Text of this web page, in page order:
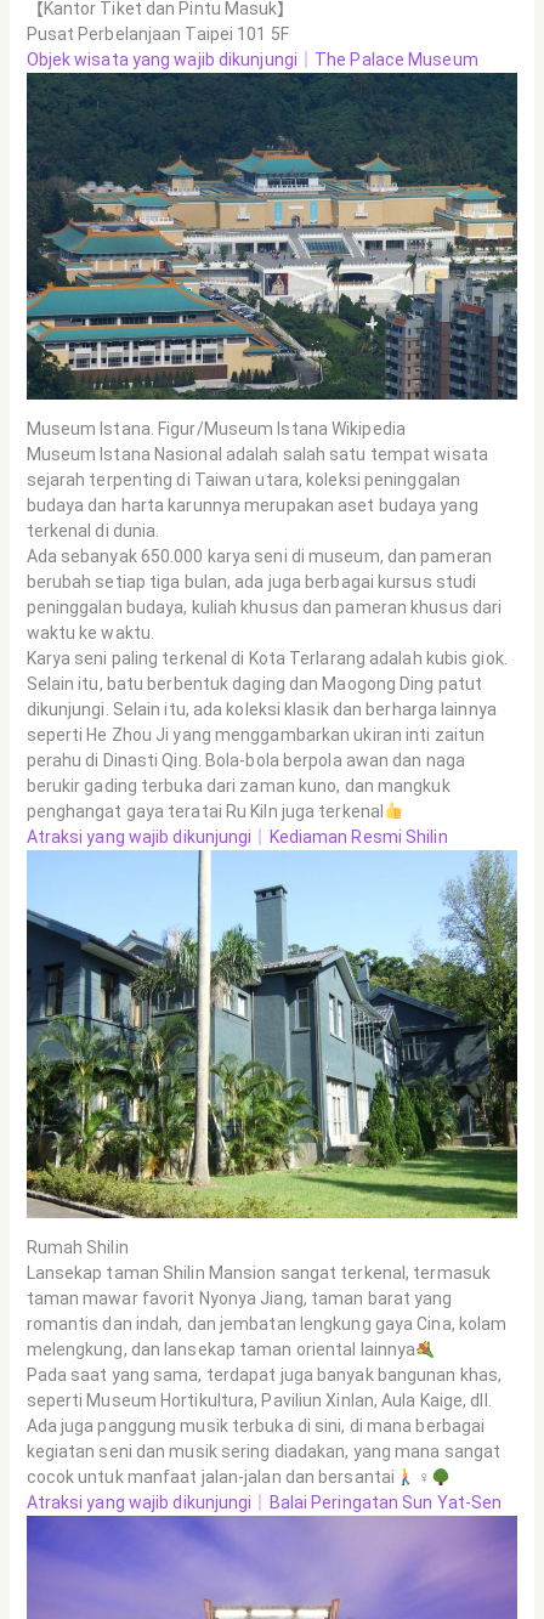
【Kantor Tiket dan Pintu Masuk】
Pusat Perbelanjaan Taipei 101 5F
Objek wisata yang wajib dikunjungi｜The Palace Museum
Museum Istana. Figur/Museum Istana Wikipedia
Museum Istana Nasional adalah salah satu tempat wisata
sejarah terpenting di Taiwan utara, koleksi peninggalan
budaya dan harta karunnya merupakan aset budaya yang
terkenal di dunia.
Ada sebanyak 650.000 karya seni di museum, dan pameran
berubah setiap tiga bulan, ada juga berbagai kursus studi
peninggalan budaya, kuliah khusus dan pameran khusus dari
waktu ke waktu.
Karya seni paling terkenal di Kota Terlarang adalah kubis giok.
Selain itu, batu berbentuk daging dan Maogong Ding patut
dikunjungi. Selain itu, ada koleksi klasik dan berharga lainnya
seperti He Zhou Ji yang menggambarkan ukiran inti zaitun
perahu di Dinasti Qing. Bola-bola berpola awan dan naga
berukir gading terbuka dari zaman kuno, dan mangkuk
penghangat gaya teratai Ru Kiln juga terkenal
Atraksi yang wajib dikunjungi｜Kediaman Resmi Shilin
Rumah Shilin
Lansekap taman Shilin Mansion sangat terkenal, termasuk
taman mawar favorit Nyonya Jiang, taman barat yang
romantis dan indah, dan jembatan lengkung gaya Cina, kolam
melengkung, dan lansekap taman oriental lainnya
Pada saat yang sama, terdapat juga banyak bangunan khas,
seperti Museum Hortikultura, Paviliun Xinlan, Aula Kaige, dll.
Ada juga panggung musik terbuka di sini, di mana berbagai
kegiatan seni dan musik sering diadakan, yang mana sangat
cocok untuk manfaat jalan-jalan dan bersantai
‍ ♀
Atraksi yang wajib dikunjungi｜Balai Peringatan Sun Yat-Sen